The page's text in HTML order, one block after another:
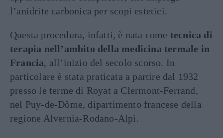
l’anidrite carbonica per scopi estetici.
Questa procedura, infatti, è nata come tecnica di
terapia nell’ambito della medicina termale in
Francia, all’inizio del secolo scorso. In
particolare è stata praticata a partire dal 1932
presso le terme di Royat a Clermont-Ferrand,
nel Puy-de-Dôme, dipartimento francese della
regione Alvernia-Rodano-Alpi.